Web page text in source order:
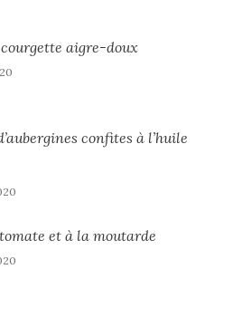
aigre-doux
confites à l’huile
et à la moutarde